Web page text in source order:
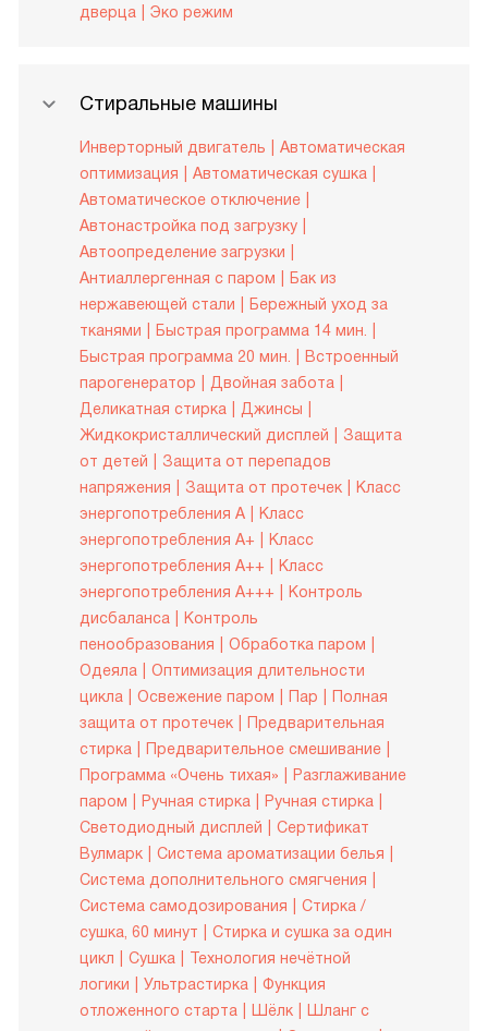
дверца
Эко режим
Стиральные машины
Инверторный двигатель
Автоматическая
оптимизация
Автоматическая сушка
Автоматическое отключение
Автонастройка под загрузку
Автоопределение загрузки
Антиаллергенная с паром
Бак из
нержавеющей стали
Бережный уход за
тканями
Быстрая программа 14 мин.
Быстрая программа 20 мин.
Встроенный
парогенератор
Двойная забота
Деликатная стирка
Джинсы
Жидкокристаллический дисплей
Защита
от детей
Защита от перепадов
напряжения
Защита от протечек
Класс
энергопотребления A
Класс
энергопотребления A+
Класс
энергопотребления A++
Класс
энергопотребления A+++
Контроль
дисбаланса
Контроль
пенообразования
Обработка паром
Одеяла
Оптимизация длительности
цикла
Освежение паром Пар
Полная
защита от протечек
Предварительная
стирка
Предварительное смешивание
Программа «Очень тихая»
Разглаживание
паром
Ручная стирка
Ручная стирка
Светодиодный дисплей
Сертификат
Вулмарк
Система ароматизации белья
Система дополнительного смягчения
Система самодозирования
Стирка /
сушка, 60 минут
Стирка и сушка за один
цикл
Сушка
Технология нечётной
логики
Ультрастирка
Функция
отложенного старта
Шёлк
Шланг с